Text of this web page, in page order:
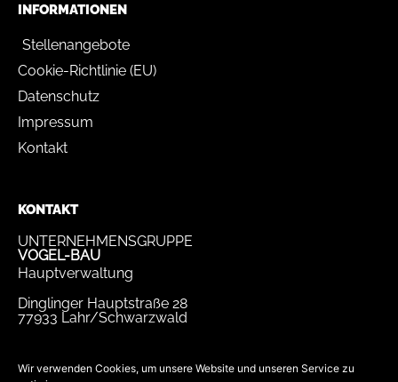
Wir verwenden Cookies, um unsere Website und unseren Service zu
INFORMATIONEN
Stellenangebote
Cookie-Richtlinie (EU)
Datenschutz
Impressum
Kontakt
KONTAKT
UNTERNEHMENSGRUPPE
VOGEL-BAU
Hauptverwaltung
Dinglinger Hauptstraße 28
77933 Lahr/Schwarzwald